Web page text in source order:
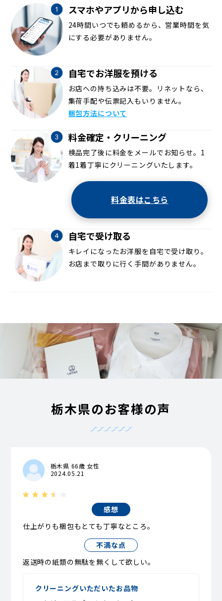
スマホやアプリから申し込む
24時間いつでも頼めるから、営業時間を気
にする必要がありません。
自宅でお洋服を預ける
お店への持ち込みは不要。リネットなら、
集荷手配や伝票記入もいりません。
梱包方法について
料金確定・クリーニング
検品完了後に料金をメールでお知らせ。1
着1着丁寧にクリーニングいたします。
料金表はこちら
自宅で受け取る
キレイになったお洋服を自宅で受け取り。
お店まで取りに行く手間がありません。
栃木県のお客様の声
栃木県 66歳 女性
2024.05.21
感想
仕上がりも梱包もとても丁寧なところ。
不満な点
返送時の紙類の無駄を無くして欲しい。
クリーニングいただいたお品物